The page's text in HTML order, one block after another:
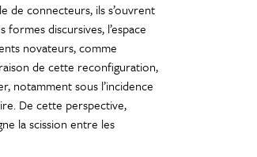
de connecteurs, ils s’ouvrent
discursives, l’espace
novateurs, comme
de cette reconfiguration,
notamment sous l’incidence
De cette perspective,
la scission entre les